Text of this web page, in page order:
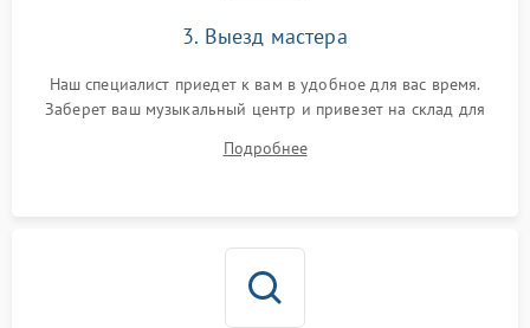
3. Выезд мастера
Наш специалист приедет к вам в удобное для вас время.
Заберет ваш музыкальный центр и привезет на склад для
Подробнее